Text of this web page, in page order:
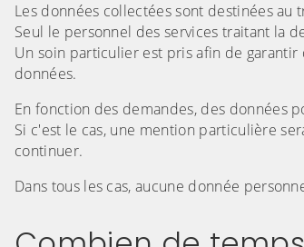
Les données collectées sont destinées au
Seul le personnel des services traitant la
Un soin particulier est pris afin de
données.
En fonction des demandes, des données
Si c'est le cas, une mention particulière
continuer.
Dans tous les cas, aucune donnée